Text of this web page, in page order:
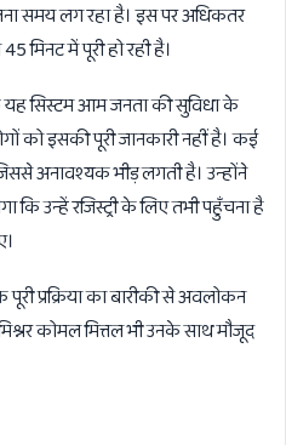
समय लग रहा है। इस पर अधिकतर
मिनट में पूरी हो रही है।
यह सिस्टम आम जनता की सुविधा के
को इसकी पूरी जानकारी नहीं है। कई
अनावश्यक भीड़ लगती है। उन्होंने
कि उन्हें रजिस्ट्री के लिए तभी पहुँचना है
प्रक्रिया का बारीकी से अवलोकन
कोमल मित्तल भी उनके साथ मौजूद